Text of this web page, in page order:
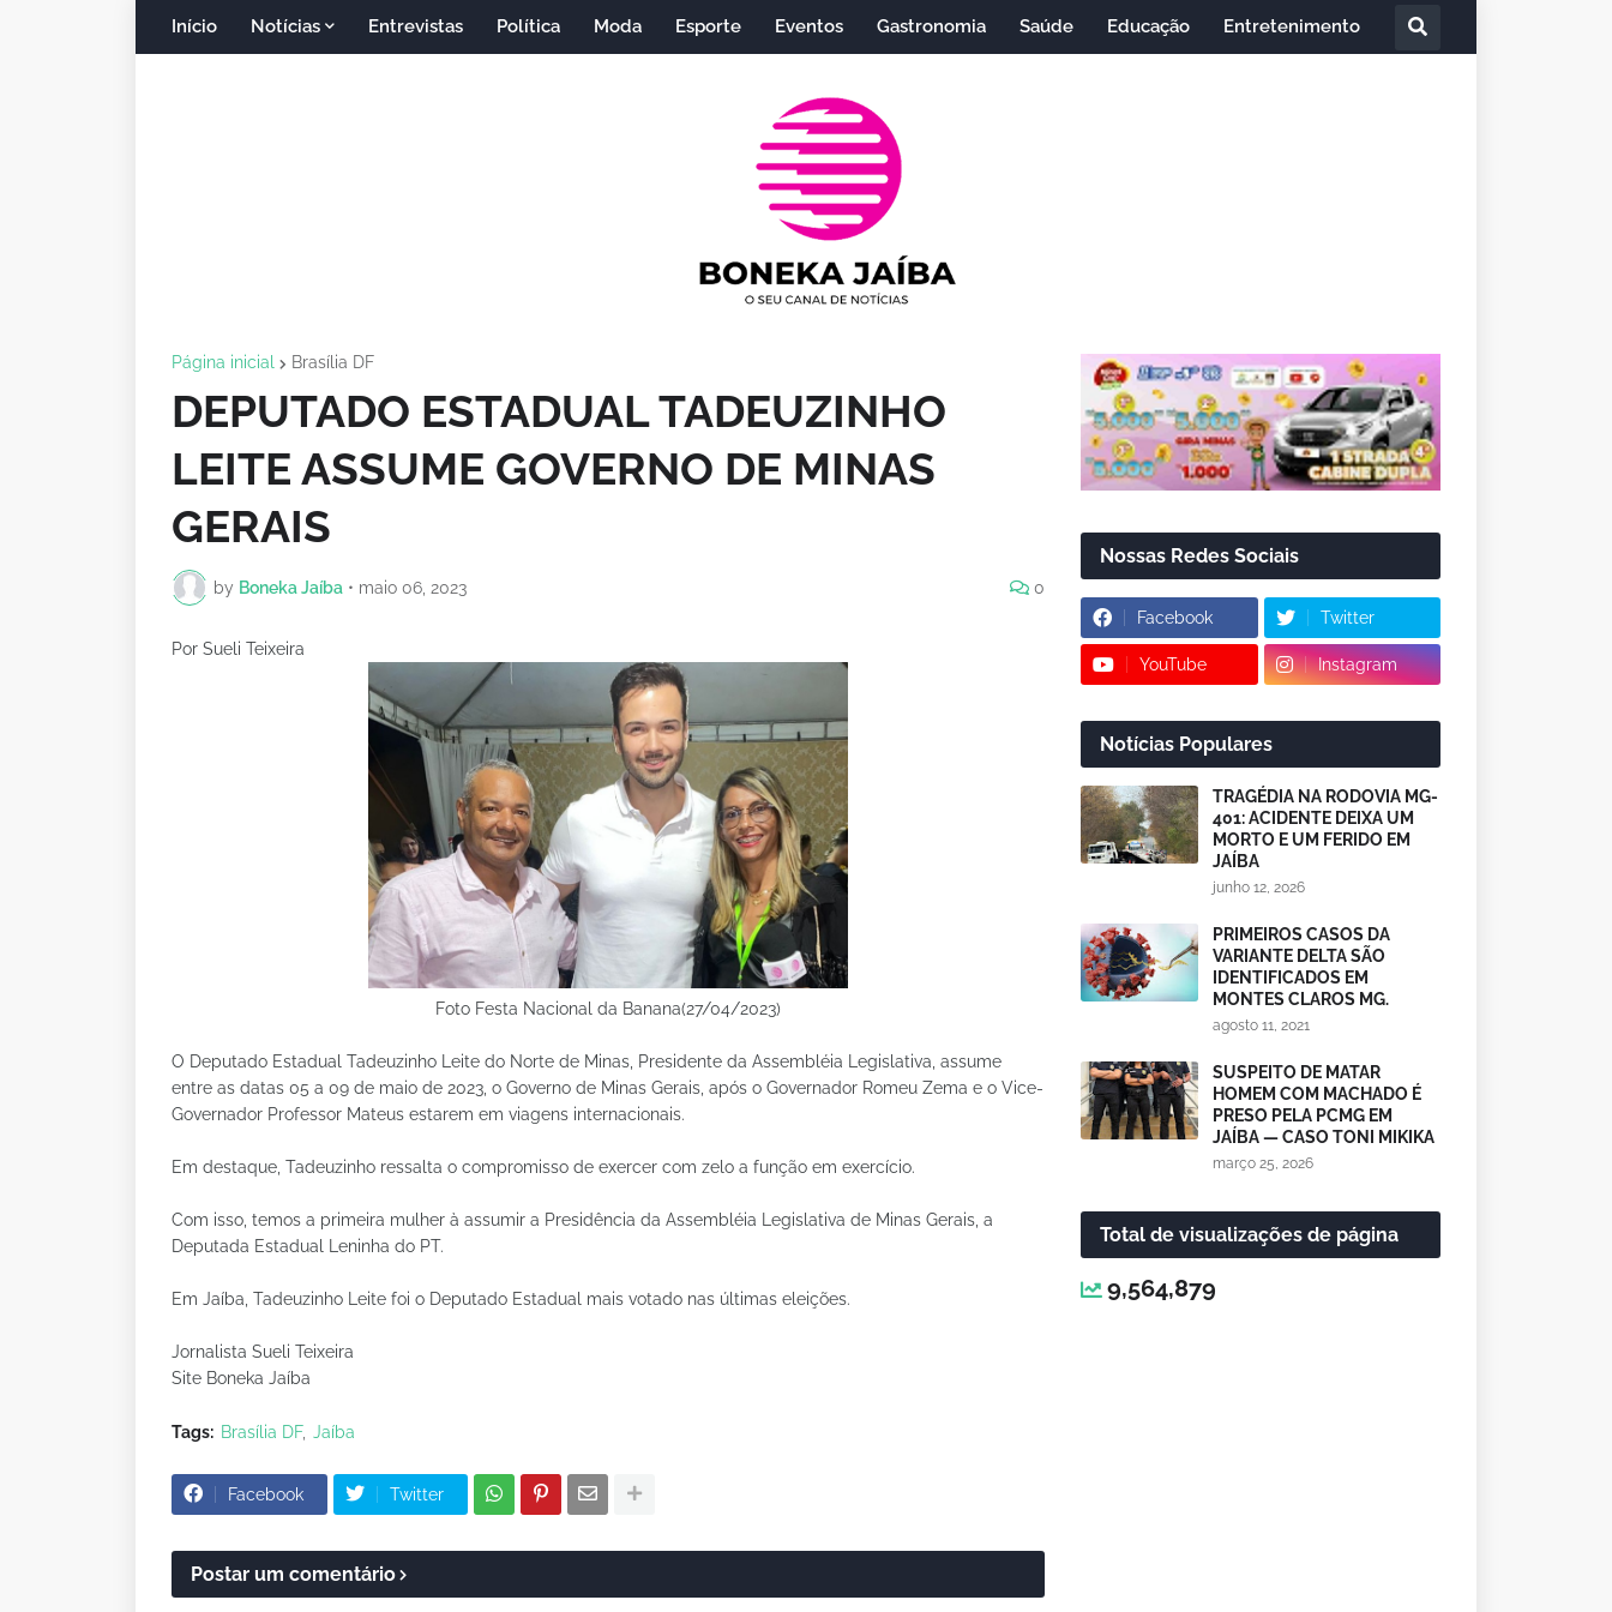
Início Notícias Entrevistas Política Moda Esporte Eventos Gastronomia Saúde Educação Entretenimento
Página inicial Brasília DF
DEPUTADO ESTADUAL TADEUZINHO
LEITE ASSUME GOVERNO DE MINAS
GERAIS
by Boneka Jaíba • maio 06, 2023 0
Por Sueli Teixeira
Foto Festa Nacional da Banana(27/04/2023)
O Deputado Estadual Tadeuzinho Leite do Norte de Minas, Presidente da Assembléia Legislativa, assume
entre as datas 05 a 09 de maio de 2023, o Governo de Minas Gerais, após o Governador Romeu Zema e o Vice-
Governador Professor Mateus estarem em viagens internacionais.
Em destaque, Tadeuzinho ressalta o compromisso de exercer com zelo a função em exercício.
Com isso, temos a primeira mulher à assumir a Presidência da Assembléia Legislativa de Minas Gerais, a
Deputada Estadual Leninha do PT.
Em Jaíba, Tadeuzinho Leite foi o Deputado Estadual mais votado nas últimas eleições.
Jornalista Sueli Teixeira
Site Boneka Jaíba
Tags: Brasília DF Jaíba
Facebook Twitter
Postar um comentário
Nossas Redes Sociais
Facebook Twitter
YouTube Instagram
Notícias Populares
TRAGÉDIA NA RODOVIA MG-
401: ACIDENTE DEIXA UM
MORTO E UM FERIDO EM
JAÍBA
junho 12, 2026
PRIMEIROS CASOS DA
VARIANTE DELTA SÃO
IDENTIFICADOS EM
MONTES CLAROS MG.
agosto 11, 2021
SUSPEITO DE MATAR
HOMEM COM MACHADO É
PRESO PELA PCMG EM
JAÍBA — CASO TONI MIKIKA
março 25, 2026
Total de visualizações de página
9,564,879